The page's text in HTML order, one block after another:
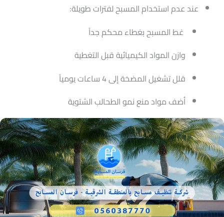
عند عدم استخدام المسبح لفترات طويلة:
غط المسبح بغطاء محكم جداً
وازن المواد الكيميائية قبل التغطية
قلل تشغيل المضخة إلى 4 ساعات يومياً
أضف مواد منع نمو الطحالب الشتوية